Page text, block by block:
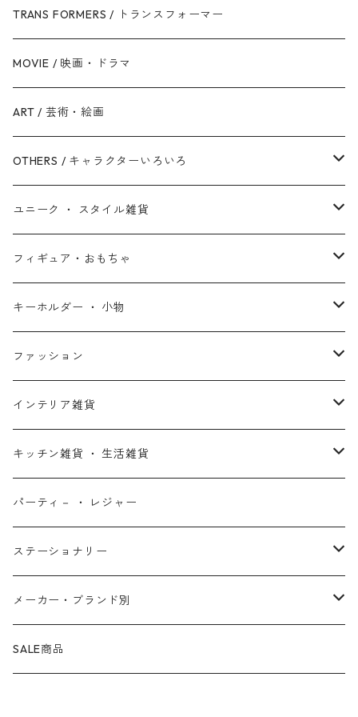
銀河帝国 / ダークサイド
反乱同盟軍 / ライトサイド
スターウォーズ・シリーズ
シークエル・トリロジー
アンソロジー・シリーズ
スターウォーズ・アニメ
スターウォーズ・コラボ
マイティ・ソー
ハルク
ブラック・ウィドウ
ブラックパンサー
キャプテン・マーベル
ドクター・ストレンジ
ガーディアンズ・オブ・ギャラクシー
アントマン
X-MEN
デッド・プール
ファンタスティック・フォー
ゴーストライダー
パニッシャー
サノス
美女と野獣
眠れる森の美女
リトル・マーメイド
白雪姫
アラジン
塔の上のラプンツェル
アナと雪の女王
プリンセスと魔法のキス
ムーラン
ズートピア
モアナと伝説の海
ライオンキング
バンビ
ダンボ
ファインディング・ニモ / ドリー
Mr.インクレディブル
アーロと少年
ピクサー
ジャスティス・リーグ
バットマン
スーパーマン
ザ・フラッシュ
ワンダーウーマン
ジョーカー
ハーレイ・クイン
TRANS FORMERS / トランスフォーマー
MOVIE / 映画・ドラマ
ART / 芸術・絵画
OTHERS / キャラクターいろいろ
ザ・マペッツ
ひつじのショーン
ピーナッツ / スヌーピー
ミッフィー
セサミストリート
ルーニー・テューンズ
ベアブリック
ワンピース
ドラゴンボール
呪術廻戦
ユニーク ・ スタイル雑貨
北欧・ヨーロッパ雑貨
アメリカン雑貨
ホームパーティー・バーベキュー雑貨
アクセサリー
フィギュア・おもちゃ
スタチュー ・ フィギュア
ぬいぐるみ ・ プラッシュドール
コインバンク ・ 貯金箱
おもちゃ・パズル
コミック・絵本
キーホルダー ・ 小物
ステッカー ・ シール
ストラップ
キーホルダー
ワッペン
マスコット
ピンズ ・ ピンバッジ
缶バッジ ・ 缶ケース
ファッション
ウェア
ポーチ ・ バッグ
財布 ・ ウォレット
アクセサリー
ネックレス
ピアス
スニーカー ・ ソックス
ファッション雑貨
インテリア雑貨
ウォールアート
ポスター ・ デコレーション
ファブリック
キャンドル・ライト
ウォータードーム
キッチン雑貨 ・ 生活雑貨
キッチングッズ
マグカップ ・ グラス ・ タンブラー
お皿 ・ プレート ・ ボウル
生活雑貨
ドアマット
タオル・バスマット
パーティ－ ・ レジャー
ステーショナリー
シャープペン・ボールペン
ペンケース
メーカー・ブランド別
BB Designs
SALE商品